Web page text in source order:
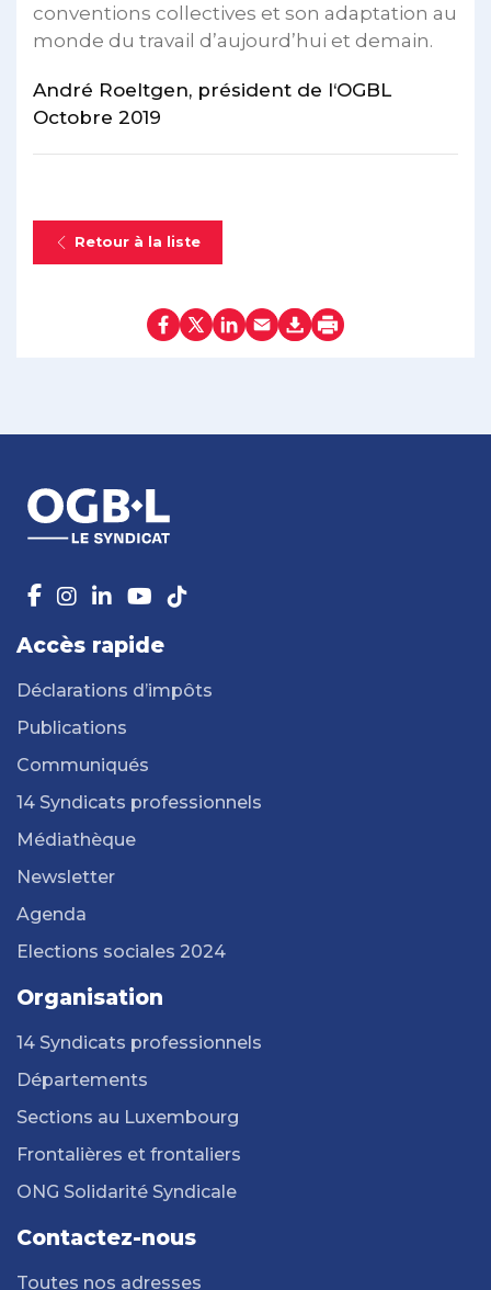
conventions collectives et son adaptation au
monde du travail d’aujourd’hui et demain.
André Roeltgen, président de l‘OGBL
Octobre 2019
Retour à la liste
Accès rapide
Déclarations d’impôts
Publications
Communiqués
14 Syndicats professionnels
Médiathèque
Newsletter
Agenda
Elections sociales 2024
Organisation
14 Syndicats professionnels
Départements
Sections au Luxembourg
Frontalières et frontaliers
ONG Solidarité Syndicale
Contactez-nous
Toutes nos adresses